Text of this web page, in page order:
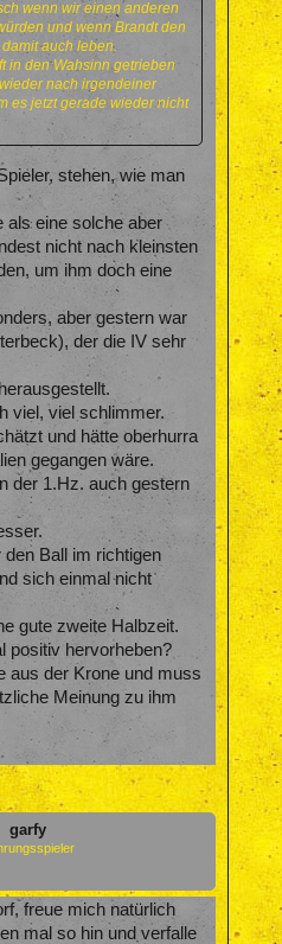
wenn wir einen anderen
und wenn Brandt den
auch leben.
in den Wahsinn getrieben
nach irgendeiner
es jetzt gerade wieder nicht
stehen, wie man
als eine solche aber
nicht nach kleinsten
um ihm doch eine
aber gestern war
der die IV sehr
viel, viel schlimmer.
und hätte oberhurra
gegangen wäre.
der 1.Hz. auch gestern
Ball im richtigen
sich einmal nicht
gute zweite Halbzeit.
positiv hervorheben?
aus der Krone und muss
Meinung zu ihm
garfy
freue mich natürlich
mal so hin und verfalle